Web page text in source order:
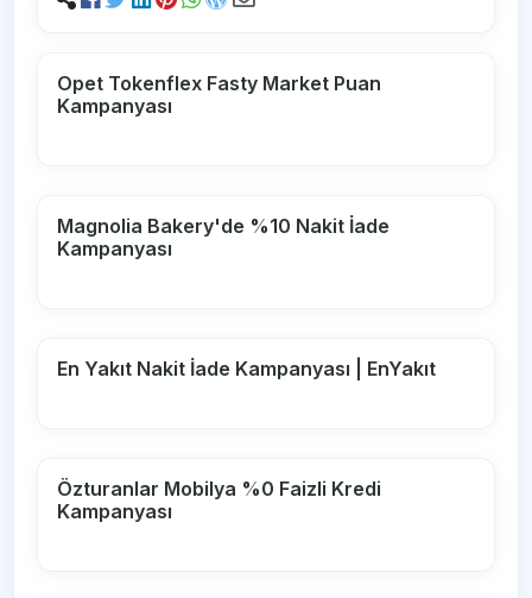
Opet Tokenflex Fasty Market Puan
Kampanyası
Magnolia Bakery'de %10 Nakit İade
Kampanyası
En Yakıt Nakit İade Kampanyası | EnYakıt
Özturanlar Mobilya %0 Faizli Kredi
Kampanyası